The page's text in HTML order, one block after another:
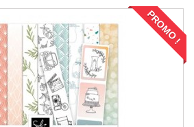
PROMO !